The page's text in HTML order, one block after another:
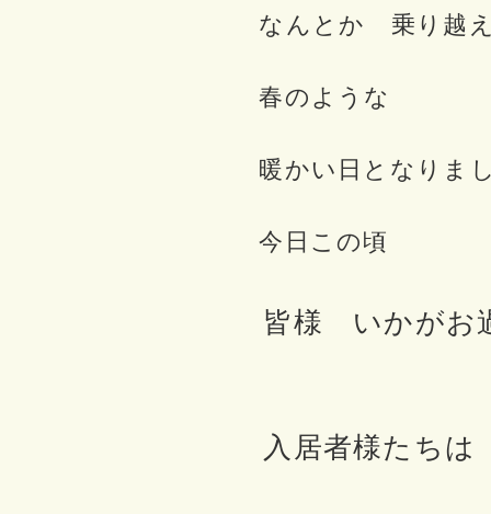
なんとか 乗り越
春のような
暖かい日となりま
今日この頃
皆様 いかがお
入居者様たちは